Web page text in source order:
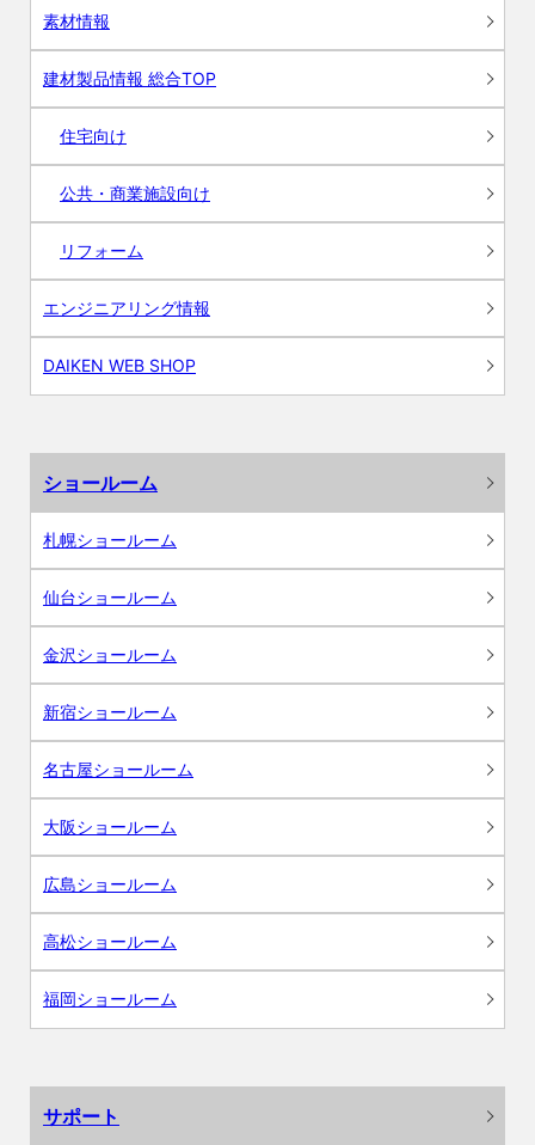
素材情報
建材製品情報 総合TOP
住宅向け
公共・商業施設向け
リフォーム
エンジニアリング情報
DAIKEN WEB SHOP
ショールーム
札幌ショールーム
仙台ショールーム
金沢ショールーム
新宿ショールーム
名古屋ショールーム
大阪ショールーム
広島ショールーム
高松ショールーム
福岡ショールーム
サポート